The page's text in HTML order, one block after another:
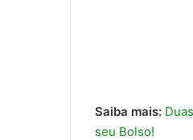
Saiba mais:
seu Bolso!